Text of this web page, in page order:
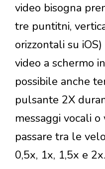
video bisogna
tre puntitni,
orizzontali su
video a schermo
possibile anche
pulsante 2X
messaggi vocali
passare tra le
0,5x, 1x, 1,5x e 2x.